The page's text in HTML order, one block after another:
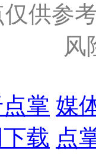
供参
风
掌 媒
载 点